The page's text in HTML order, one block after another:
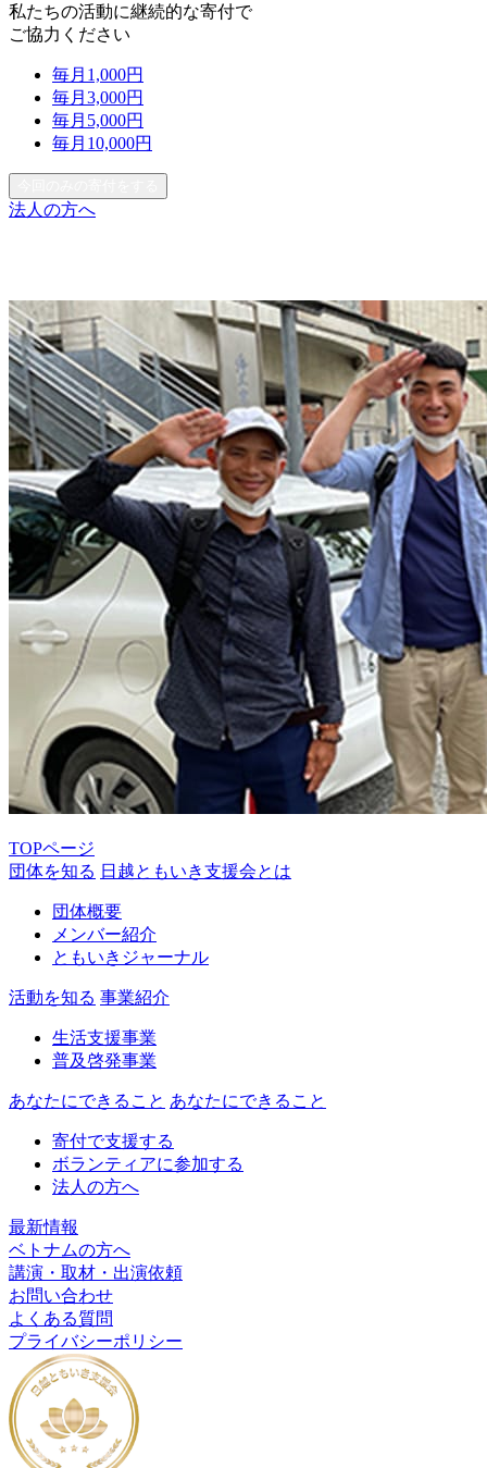
私たちの活動に継続的な寄付で
ご協力ください
毎月 1,000円
毎月 3,000円
毎月 5,000円
毎月 10,000円
法人の方へ
TOPページ
団体を知る 日越ともいき支援会とは
団体概要
メンバー紹介
ともいきジャーナル
活動を知る 事業紹介
生活支援事業
普及啓発事業
あなたにできること あなたにできること
寄付で支援する
ボランティアに参加する
法人の方へ
最新情報
ベトナムの方へ
講演・取材・出演依頼
お問い合わせ
よくある質問
プライバシーポリシー